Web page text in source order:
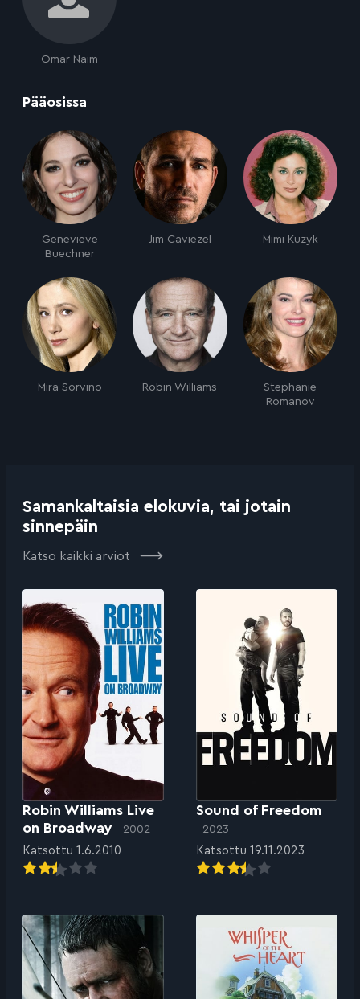
Omar Naim
Pääosissa
Genevieve
Buechner
Jim Caviezel Mimi Kuzyk
Mira Sorvino Robin Williams
Stephanie
Romanov
Samankaltaisia elokuvia, tai jotain
sinnepäin
Katso kaikki arviot
Robin Williams Live
on Broadway
2002
Katsottu 1.6.2010
Sound of Freedom
2023
Katsottu 19.11.2023